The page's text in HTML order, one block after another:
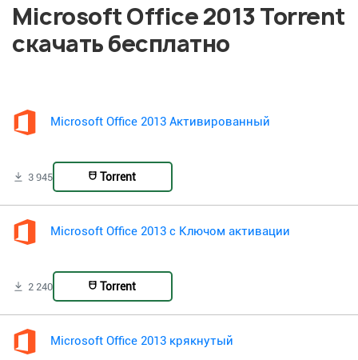
Microsoft Office 2013 Torrent
скачать бесплатно
Microsoft Office 2013 Активированный
3 945 Torrent
Microsoft Office 2013 с Ключом активации
2 240 Torrent
Microsoft Office 2013 крякнутый